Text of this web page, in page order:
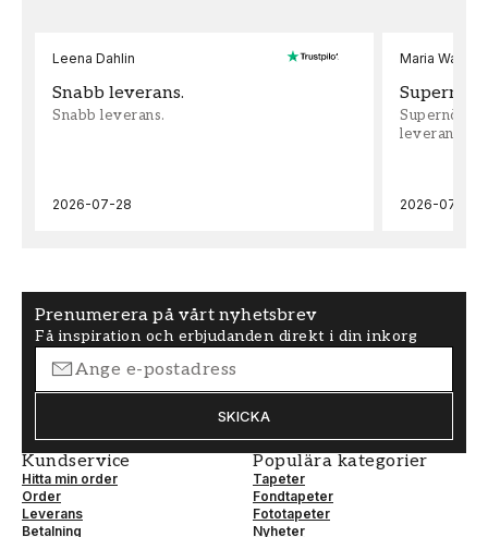
Leena Dahlin
Snabb leverans.
Snabb leverans.
2026-07-28
Maria
leveran,
2026-07-22
Prenumerera på vårt nyhetsbrev
Få inspiration och erbjudanden direkt i din inkorg
SKICKA
Kundservice
Hitta min order
Order
Leverans
Betalning
Populära kategorier
Tapeter
Fondtapeter
Fototapeter
Nyheter